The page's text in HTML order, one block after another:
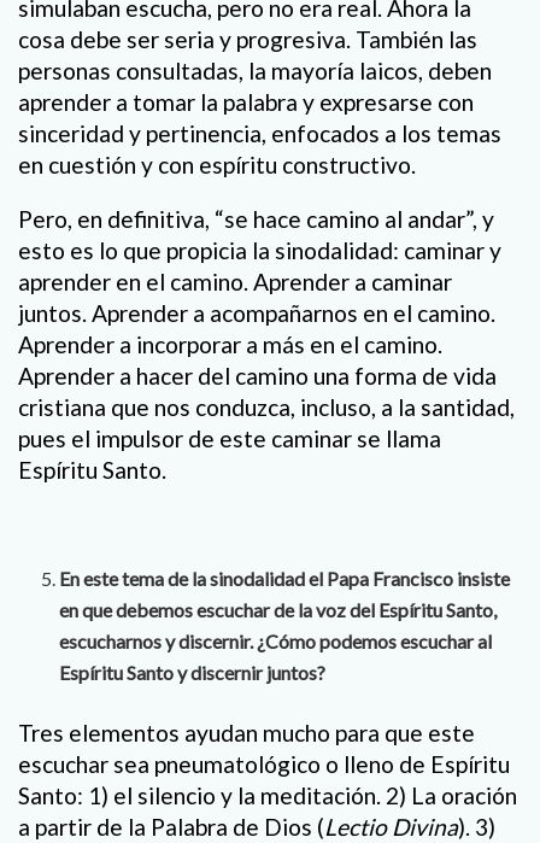
simulaban escucha, pero no era real. Ahora la
cosa debe ser seria y progresiva. También las
personas consultadas, la mayoría laicos, deben
aprender a tomar la palabra y expresarse con
sinceridad y pertinencia, enfocados a los temas
en cuestión y con espíritu constructivo.
Pero, en definitiva, “se hace camino al andar”, y
esto es lo que propicia la sinodalidad: caminar y
aprender en el camino. Aprender a caminar
juntos. Aprender a acompañarnos en el camino.
Aprender a incorporar a más en el camino.
Aprender a hacer del camino una forma de vida
cristiana que nos conduzca, incluso, a la santidad,
pues el impulsor de este caminar se llama
Espíritu Santo.
En este tema de la sinodalidad el Papa Francisco insiste
en que debemos escuchar de la voz del Espíritu Santo,
escucharnos y discernir. ¿Cómo podemos escuchar al
Espíritu Santo y discernir juntos?
Tres elementos ayudan mucho para que este
escuchar sea pneumatológico o lleno de Espíritu
Santo: 1) el silencio y la meditación. 2) La oración
a partir de la Palabra de Dios (Lectio Divina). 3)